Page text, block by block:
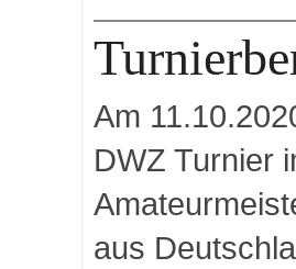
Am
DWZ Turnier
aus